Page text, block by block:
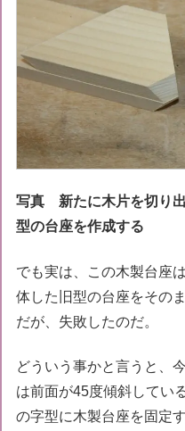
写真 新たに木片を切り
型の台座を作成する
でも実は、この木製台座
体した旧型の台座をその
だが、失敗したのだ。
どういう事かと言うと、
は前面が45度傾斜してい
の字型に木製台座を固定